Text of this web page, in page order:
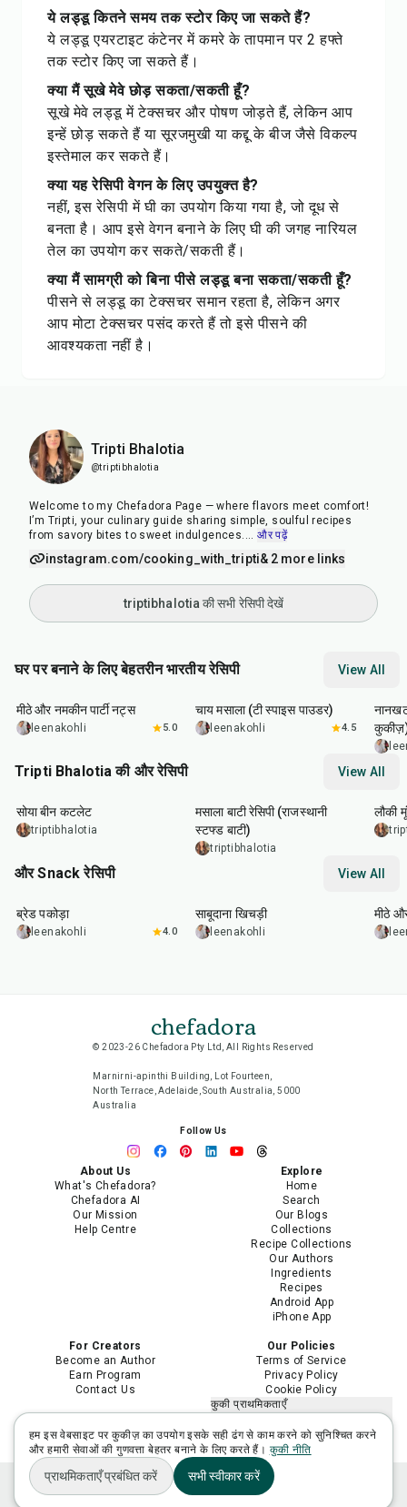
ये लड्डू कितने समय तक स्टोर किए जा सकते हैं?
ये लड्डू एयरटाइट कंटेनर में कमरे के तापमान पर 2 हफ्ते
तक स्टोर किए जा सकते हैं।
क्या मैं सूखे मेवे छोड़ सकता/सकती हूँ?
सूखे मेवे लड्डू में टेक्सचर और पोषण जोड़ते हैं, लेकिन आप
इन्हें छोड़ सकते हैं या सूरजमुखी या कद्दू के बीज जैसे विकल्प
इस्तेमाल कर सकते हैं।
क्या यह रेसिपी वेगन के लिए उपयुक्त है?
नहीं, इस रेसिपी में घी का उपयोग किया गया है, जो दूध से
बनता है। आप इसे वेगन बनाने के लिए घी की जगह नारियल
तेल का उपयोग कर सकते/सकती हैं।
क्या मैं सामग्री को बिना पीसे लड्डू बना सकता/सकती हूँ?
पीसने से लड्डू का टेक्सचर समान रहता है, लेकिन अगर
आप मोटा टेक्सचर पसंद करते हैं तो इसे पीसने की
आवश्यकता नहीं है।
Tripti Bhalotia
@triptibhalotia
Welcome to my Chefadora Page — where flavors meet comfort!
I’m Tripti, your culinary guide sharing simple, soulful recipes
from savory bites to sweet indulgences. ...और पढ़ें
instagram.com/cooking_with_tripti& 2 more links
triptibhalotia की सभी रेसिपी देखें
घर पर बनाने के लिए बेहतरीन भारतीय रेसिपी View All
min
मीठे और नमकीन पार्टी नट्स
leenakohli 5.0
15 min
चाय मसाला (टी स्पाइस पाउडर)
leenakohli 4.5
Tripti Bhalotia की और रेसिपी View All
50
सोया बीन कटलेट
triptibhalotia
मसाला बाटी रेसिपी (राजस्थानी
स्टफ्ड बाटी)
triptibhalotia
लौकी
और Snack रेसिपी View All
15
ब्रेड पकोड़ा
leenakohli 4.0
साबूदाना खिचड़ी
leenakohli
मीठे
chefadora
© 2023-26 Chefadora Pty Ltd, All Rights Reserved
Marnirni-apinthi Building, Lot Fourteen,
North Terrace, Adelaide, South Australia, 5000
Australia
Follow Us
About Us
What's Chefadora?
Chefadora AI
Our Mission
Help Centre
Explore
Home
Search
Our Blogs
Collections
Recipe Collections
Our Authors
Ingredients
Recipes
Android App
iPhone App
For Creators
Become an Author
Earn Program
Contact Us
Our Policies
Terms of Service
Privacy Policy
Cookie Policy
कुकी प्राथमिकताएँ
मेरी संवेदनशील निजी जानकारी का उपयोग
सीमित करें
हम इस वेबसाइट पर कुकीज़ का उपयोग इसके सही ढंग से काम करने को सुनिश्चित करने
और हमारी सेवाओं की गुणवत्ता बेहतर बनाने के लिए करते हैं। कुकी नीति
प्राथमिकताएँ प्रबंधित करें सभी स्वीकार करें